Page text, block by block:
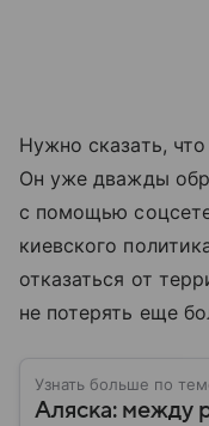
Нужно сказать,
Он уже дважды
с помощью
киевского
отказаться от
не потерять еще
Узнать больше по
Аляска: между